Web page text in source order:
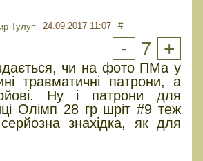
Тулуп 24.09.2017 11:07 #
- 7 +
чи на фото ПМа у
травматичні патрони, а
Ну і патрони для
Олімп 28 гр шріт #9 теж
знахідка, як для